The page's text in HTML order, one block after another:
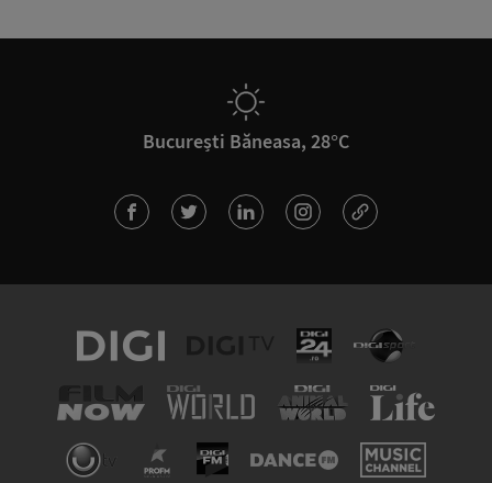
București Băneasa, 28°C